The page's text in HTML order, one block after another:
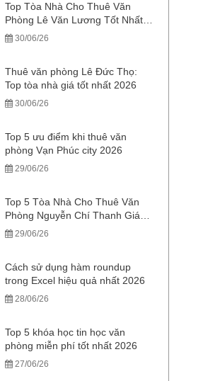
Top Tòa Nhà Cho Thuê Văn
Phòng Lê Văn Lương Tốt Nhất
202630/06/26
Thuê văn phòng Lê Đức Thọ:
Top tòa nhà giá tốt nhất 2026
30/06/26
Top 5 ưu điểm khi thuê văn
phòng Vạn Phúc city 2026
29/06/26
Top 5 Tòa Nhà Cho Thuê Văn
Phòng Nguyễn Chí Thanh Giá
Tốt29/06/26
Cách sử dụng hàm roundup
trong Excel hiệu quả nhất 2026
28/06/26
Top 5 khóa học tin học văn
phòng miễn phí tốt nhất 2026
27/06/26